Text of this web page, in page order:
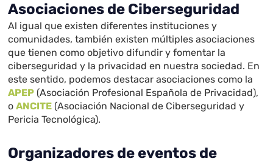
Asociaciones de Ciberseguridad
Al igual que existen diferentes instituciones y
comunidades, también existen múltiples asociaciones
que tienen como objetivo difundir y fomentar la
ciberseguridad y la privacidad en nuestra sociedad. En
este sentido, podemos destacar asociaciones como la
APEP (Asociación Profesional Española de Privacidad),
oANCITE (Asociación Nacional de Ciberseguridad y
Pericia Tecnológica).
Organizadores de eventos de